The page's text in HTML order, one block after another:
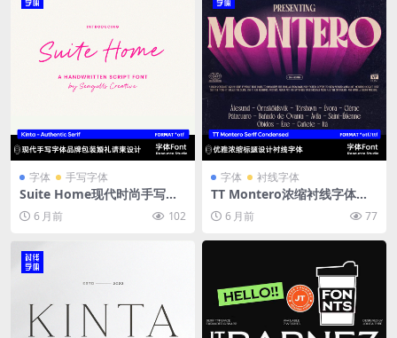
字体 手写字体
Suite Home现代时尚手写字
体 品牌标签婚礼设计专用 OT
F格式PS/AI/ID通用
6 月前 102
字体 衬线字体
TT Montero浓缩衬线字体优
雅现代结构杂志标题包装设计
多语言支持字库文件
6 月前 77